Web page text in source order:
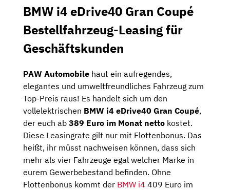
BMW i4 eDrive40 Gran Coupé
Bestellfahrzeug-Leasing für
Geschäftskunden
PAW Automobile haut ein aufregendes,
elegantes und umweltfreundliches Fahrzeug zum
Top-Preis raus! Es handelt sich um den
vollelektrischen BMW i4 eDrive40 Gran Coupé,
der euch ab 389 Euro im Monat netto kostet.
Diese Leasingrate gilt nur mit Flottenbonus. Das
heißt, ihr müsst nachweisen können, dass sich
mehr als vier Fahrzeuge egal welcher Marke in
eurem Gewerbebestand befinden. Ohne
Flottenbonus kommt der BMW i4 409 Euro im